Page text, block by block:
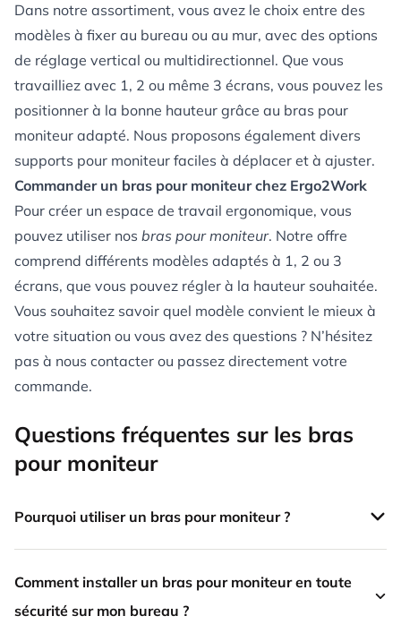
Dans notre assortiment, vous avez le choix entre des
modèles à fixer au bureau ou au mur, avec des options
de réglage vertical ou multidirectionnel. Que vous
travailliez avec 1, 2 ou même 3 écrans, vous pouvez les
positionner à la bonne hauteur grâce au bras pour
moniteur adapté. Nous proposons également divers
supports pour moniteur faciles à déplacer et à ajuster.
Commander un bras pour moniteur chez Ergo2Work
Pour créer un espace de travail ergonomique, vous
pouvez utiliser nos bras pour moniteur. Notre offre
comprend différents modèles adaptés à 1, 2 ou 3
écrans, que vous pouvez régler à la hauteur souhaitée.
Vous souhaitez savoir quel modèle convient le mieux à
votre situation ou vous avez des questions ? N’hésitez
pas à nous contacter ou passez directement votre
commande.
Questions fréquentes sur les bras
pour moniteur
Pourquoi utiliser un bras pour moniteur ?
Comment installer un bras pour moniteur en toute
sécurité sur mon bureau ?